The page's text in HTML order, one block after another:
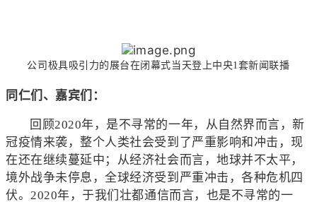
公司极具吸引力的展台在闭幕式当天登上中央1套新闻联播
同仁们、嘉宾们：
回顾2020年，是不寻常的一年，从自然界而言，新
冠疫情来袭，整个人类社会受到了严重影响和冲击，现
在还在继续蔓延中；从经济社会而言，地球并不太平，
境外战争未停息，全球经济受到严重冲击，各种危机四
伏。2020年，于我们壮都通信而言，也是不寻常的一